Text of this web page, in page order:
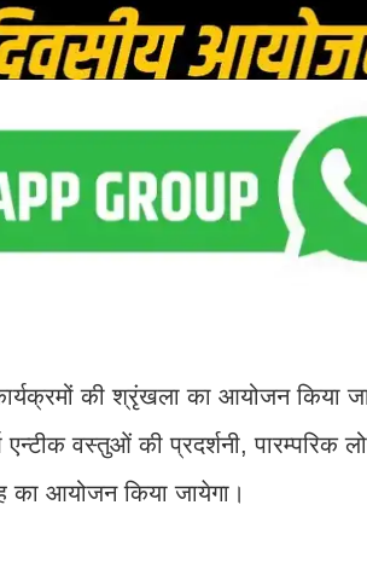
की श्रृंखला का आयोजन किया
वस्तुओं की प्रदर्शनी, पारम्परिक
का आयोजन किया जायेगा।